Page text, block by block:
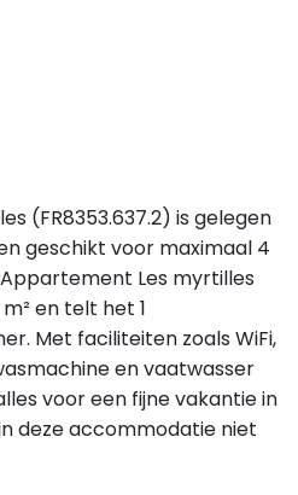
(FR8353.637.2) is gelegen
geschikt voor maximaal 4
Les myrtilles
en telt het 1
Met faciliteiten zoals WiFi,
en vaatwasser
voor een fijne vakantie in
deze accommodatie niet